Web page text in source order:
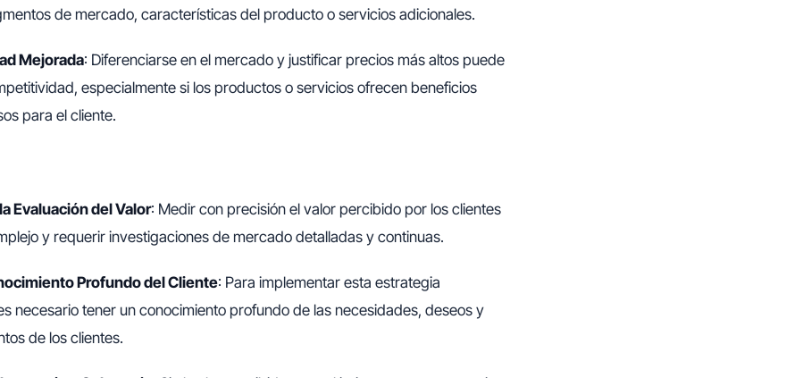
de mercado, características del producto o servicios adicionales.
Mejorada: Diferenciarse en el mercado y justificar precios más altos puede
especialmente si los productos o servicios ofrecen beneficios
para el cliente.
Evaluación del Valor: Medir con precisión el valor percibido por los clientes
y requerir investigaciones de mercado detalladas y continuas.
Profundo del Cliente: Para implementar esta estrategia
necesario tener un conocimiento profundo de las necesidades, deseos y
de los clientes.